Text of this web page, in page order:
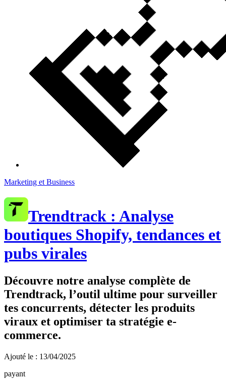
Marketing et Business
Trendtrack : Analyse
boutiques Shopify, tendances et
pubs virales
Découvre notre analyse complète de
Trendtrack, l’outil ultime pour surveiller
tes concurrents, détecter les produits
viraux et optimiser ta stratégie e-
commerce.
Ajouté le : 13/04/2025
payant